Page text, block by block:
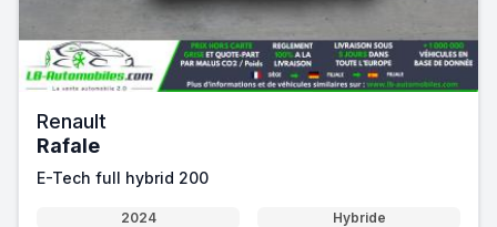
Renault
Rafale
E-Tech full hybrid 200
2024
Hybride